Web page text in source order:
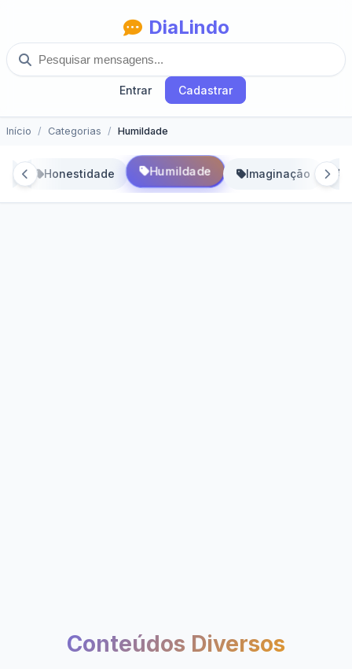
DiaLindo
Entrar Cadastrar
Início Categorias Humildade
Honestidade Humildade Imaginação
Conteúdos Diversos